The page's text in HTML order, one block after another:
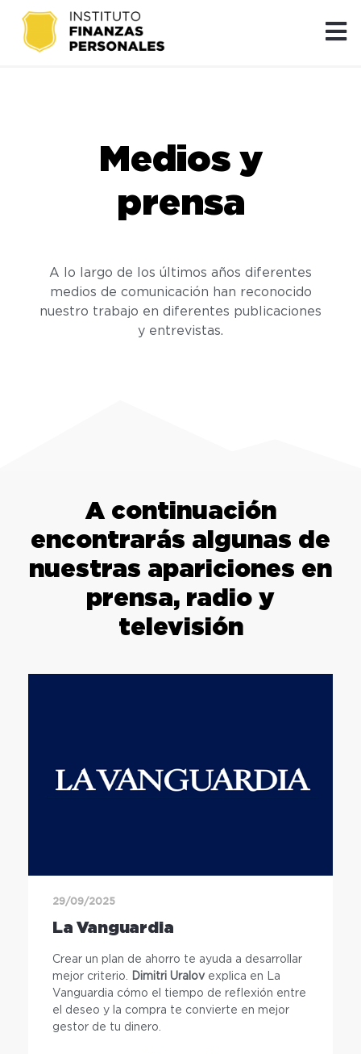
Medios y
prensa
A lo largo de los últimos años diferentes
medios de comunicación han reconocido
nuestro trabajo en diferentes publicaciones
y entrevistas.
A continuación
encontrarás algunas de
nuestras apariciones en
prensa, radio y
televisión
29/09/2025
La Vanguardia
Crear un plan de ahorro te ayuda a desarrollar
mejor criterio.
Dimitri Uralovexplica en La
Vanguardia cómo el tiempo de reflexión entre
el deseo y la compra te convierte en mejor
gestor de tu dinero.